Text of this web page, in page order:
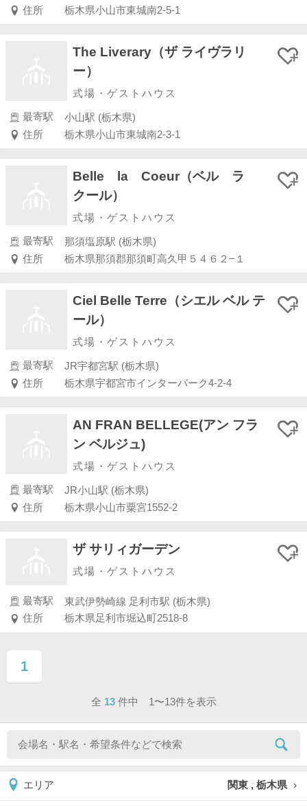
住所
栃木県小山市東城南2-5-1
The Liverary（ザ ライヴラリ
ー）
式場・ゲストハウス
最寄駅
小山駅 (栃木県)
住所
栃木県小山市東城南2-3-1
Belle la Coeur（ベル ラ
クール）
式場・ゲストハウス
最寄駅
那須塩原駅 (栃木県)
住所
栃木県那須郡那須町高久甲５４６２−１
Ciel Belle Terre（シエル ベル テ
ール）
式場・ゲストハウス
最寄駅
JR宇都宮駅 (栃木県)
住所
栃木県宇都宮市インターパーク4-2-4
AN FRAN BELLEGE(アン フラ
ン ベルジュ)
式場・ゲストハウス
最寄駅
JR小山駅 (栃木県)
住所
栃木県小山市粟宮1552-2
ザ サリィガーデン
式場・ゲストハウス
最寄駅
東武伊勢崎線 足利市駅 (栃木県)
住所
栃木県足利市堀込町2518-8
1
ページ目
全 13 件中 1〜13件を表示
エリア 関東 , 栃木県